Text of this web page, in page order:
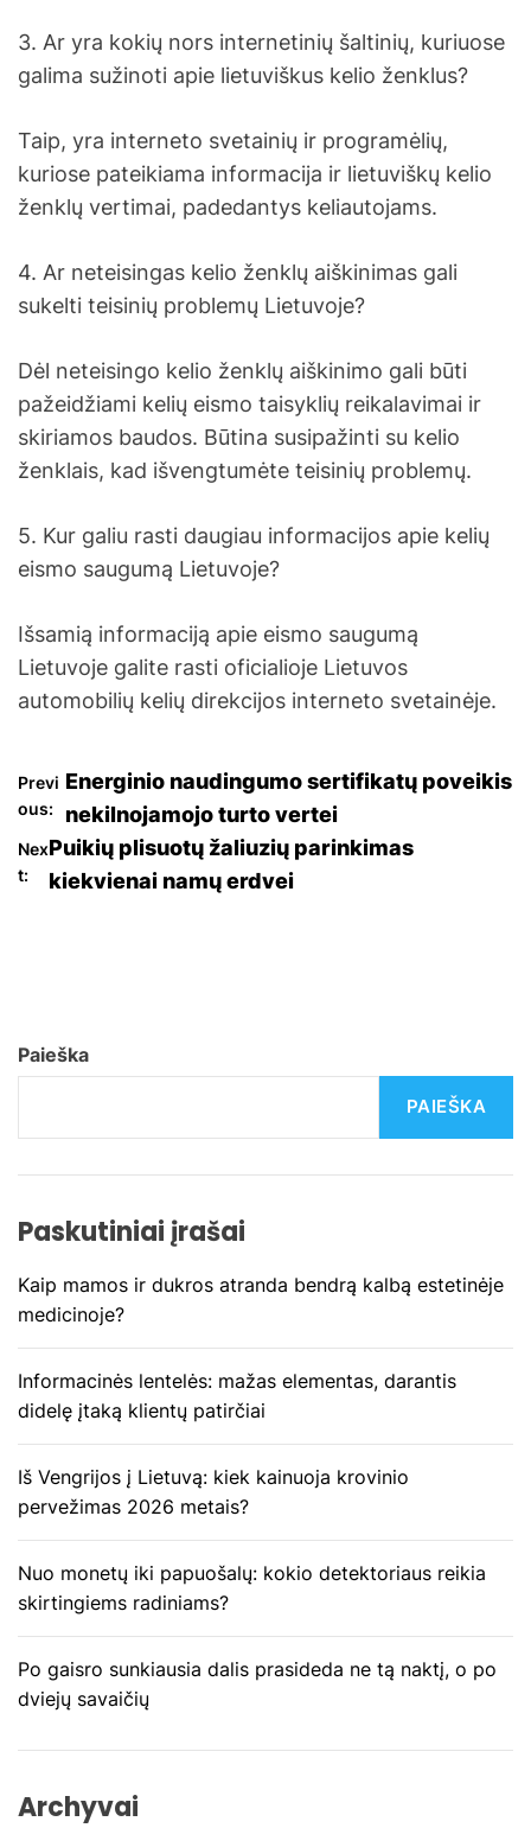
3. Ar yra kokių nors internetinių šaltinių, kuriuose
galima sužinoti apie lietuviškus kelio ženklus?
Taip, yra interneto svetainių ir programėlių,
kuriose pateikiama informacija ir lietuviškų kelio
ženklų vertimai, padedantys keliautojams.
4. Ar neteisingas kelio ženklų aiškinimas gali
sukelti teisinių problemų Lietuvoje?
Dėl neteisingo kelio ženklų aiškinimo gali būti
pažeidžiami kelių eismo taisyklių reikalavimai ir
skiriamos baudos. Būtina susipažinti su kelio
ženklais, kad išvengtumėte teisinių problemų.
5. Kur galiu rasti daugiau informacijos apie kelių
eismo saugumą Lietuvoje?
Išsamią informaciją apie eismo saugumą
Lietuvoje galite rasti oficialioje Lietuvos
automobilių kelių direkcijos interneto svetainėje.
N
a
v
a
i
a
t
a
r
p
į
r
a
š
ų
Previ
ous:
Energinio naudingumo sertifikatų poveikis
nekilnojamojo turto vertei
Nex
t:
Puikių plisuotų žaliuzių parinkimas
kiekvienai namų erdvei
Paieška
PAIEŠKA
Paskutiniai įrašai
Kaip mamos ir dukros atranda bendrą kalbą estetinėje
medicinoje?
Informacinės lentelės: mažas elementas, darantis
didelę įtaką klientų patirčiai
Iš Vengrijos į Lietuvą: kiek kainuoja krovinio
pervežimas 2026 metais?
Nuo monetų iki papuošalų: kokio detektoriaus reikia
skirtingiems radiniams?
Po gaisro sunkiausia dalis prasideda ne tą naktį, o po
dviejų savaičių
Archyvai